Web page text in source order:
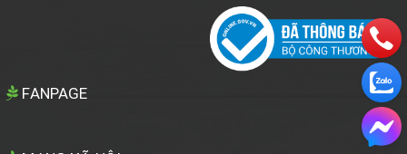
FANPAGE